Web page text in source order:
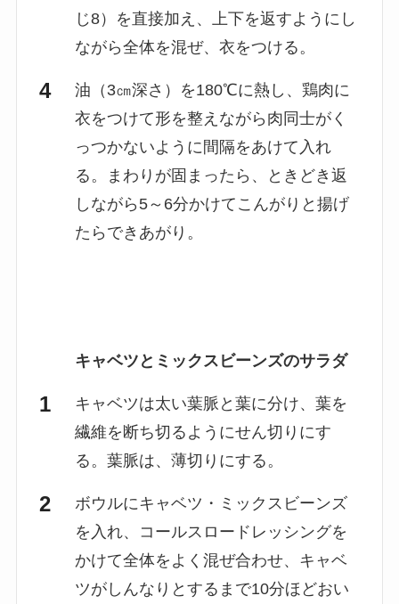
じ8）を直接加え、上下を返すようにし
ながら全体を混ぜ、衣をつける。
油（3㎝深さ）を180℃に熱し、鶏肉に
衣をつけて形を整えながら肉同士がく
っつかないように間隔をあけて入れ
る。まわりが固まったら、ときどき返
しながら5～6分かけてこんがりと揚げ
たらできあがり。
キャベツとミックスビーンズのサラダ
キャベツは太い葉脈と葉に分け、葉を
繊維を断ち切るようにせん切りにす
る。葉脈は、薄切りにする。
ボウルにキャベツ・ミックスビーンズ
を入れ、コールスロードレッシングを
かけて全体をよく混ぜ合わせ、キャベ
ツがしんなりとするまで10分ほどおい